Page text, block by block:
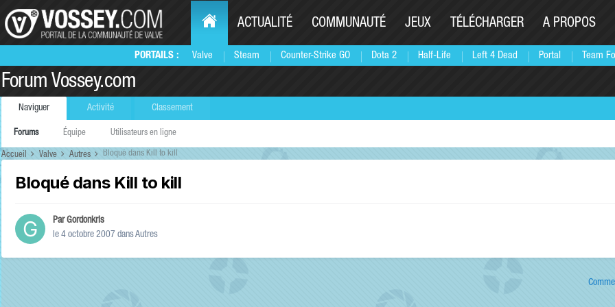
PORTAILS : Valve Steam Counter-Strike GO Dota 2 Half-Life Left 4 Dead Portal Team
ACTUALITÉ COMMUNAUTÉ JEUX TÉLÉCHARGER A PROPOS
Forum Vossey.com
Naviguer
Forums Équipe Utilisateurs en ligne
Activité Classement
Accueil Valve Autres Bloqué dans Kill to kill
Bloqué dans Kill to kill
ParGordonkris
le 4 octobre 2007 dansAutres